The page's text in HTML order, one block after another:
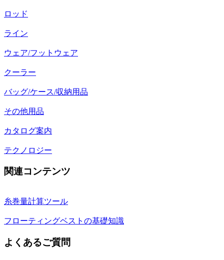
ロッド
ライン
ウェア/フットウェア
クーラー
バッグ/ケース/収納用品
その他用品
カタログ案内
テクノロジー
関連コンテンツ
糸巻量計算ツール
フローティングベストの基礎知識
よくあるご質問